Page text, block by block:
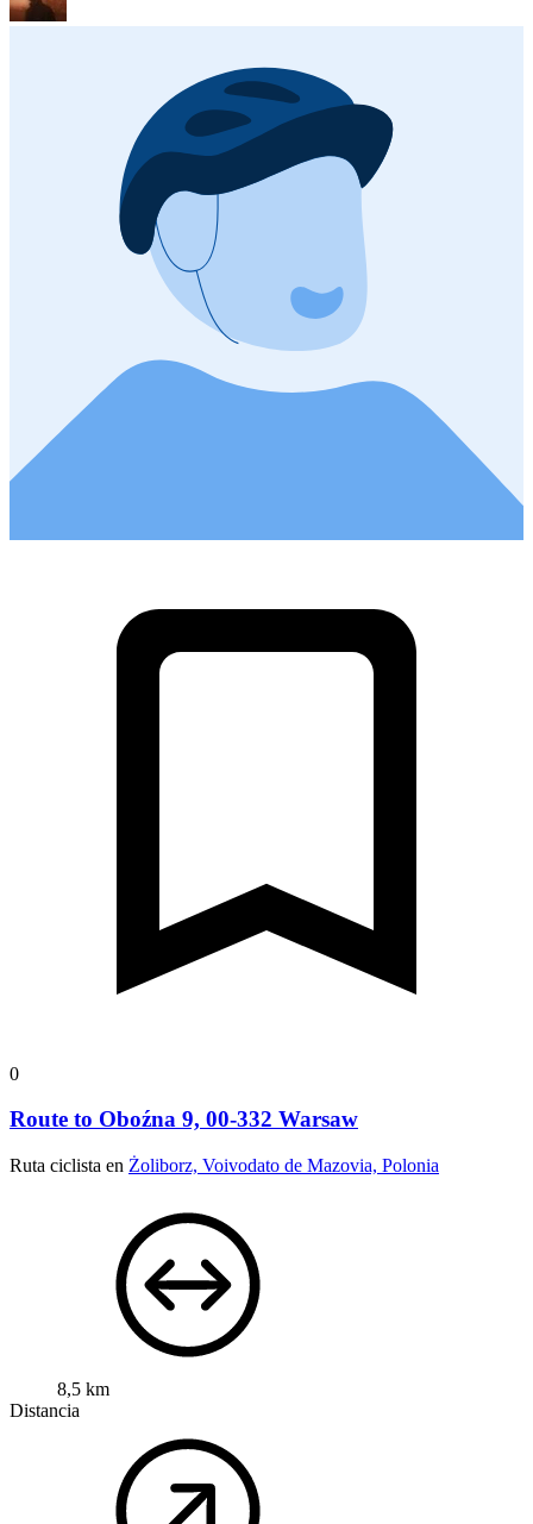
0
Route to Oboźna 9, 00-332 Warsaw
Ruta ciclista en Żoliborz, Voivodato de Mazovia, Polonia
8,5 km
Distancia